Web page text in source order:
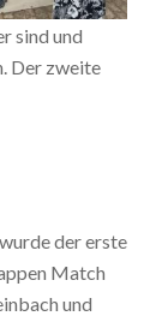
sind und
Der zweite
der erste
Match
und